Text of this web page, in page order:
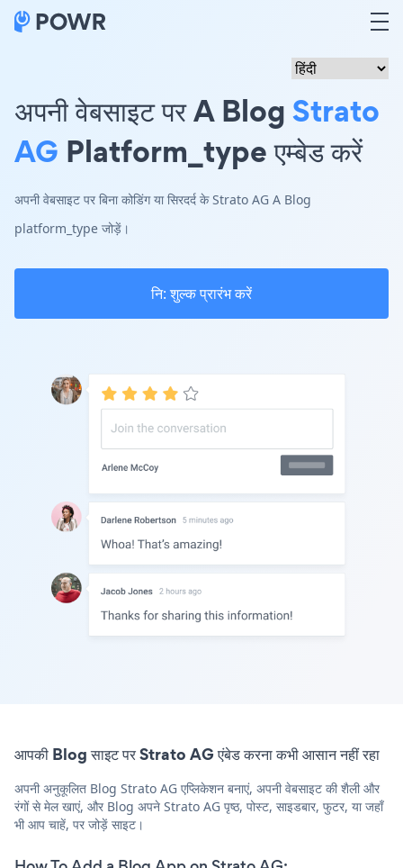
अपनी वेबसाइट पर A BlogStrato
AG Platform_type एम्बेड करें
अपनी वेबसाइट पर बिना कोडिंग या सिरदर्द के Strato AG A Blog
platform_type जोड़ें।
नि: शुल्क प्रारंभ करें
आपकी Blog साइट पर Strato AG एंबेड करना कभी आसान नहीं रहा
अपनी अनुकूलित Blog Strato AG एप्लिकेशन बनाएं, अपनी वेबसाइट की शैली और
रंगों से मेल खाएं, और Blog अपने Strato AG पृष्ठ, पोस्ट, साइडबार, फुटर, या जहाँ
भी आप चाहें, पर जोड़ें साइट।